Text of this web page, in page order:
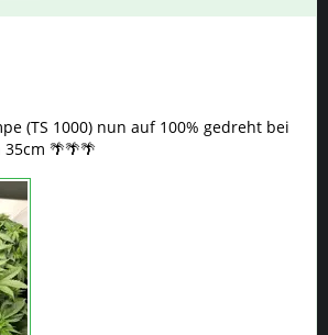
(TS 1000) nun auf 100% gedreht bei
🌴🌴🌴